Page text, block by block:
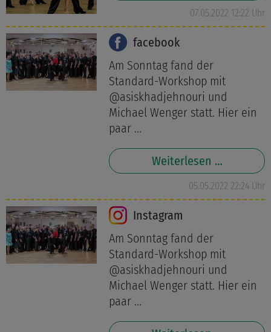
07.05.2022 12:22 Uhr
facebook
Am Sonntag fand der
Standard-Workshop mit
@asiskhadjehnouri und
Michael Wenger statt. Hier ein
paar ...
Weiterlesen …
05.05.2022 22:24 Uhr
Instagram
Am Sonntag fand der
Standard-Workshop mit
@asiskhadjehnouri und
Michael Wenger statt. Hier ein
paar ...